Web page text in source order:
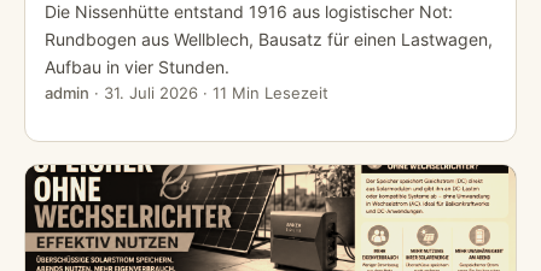
Die Nissenhütte entstand 1916 aus logistischer Not:
Rundbogen aus Wellblech, Bausatz für einen Lastwagen,
Aufbau in vier Stunden.
admin · 31. Juli 2026 · 11 Min Lesezeit